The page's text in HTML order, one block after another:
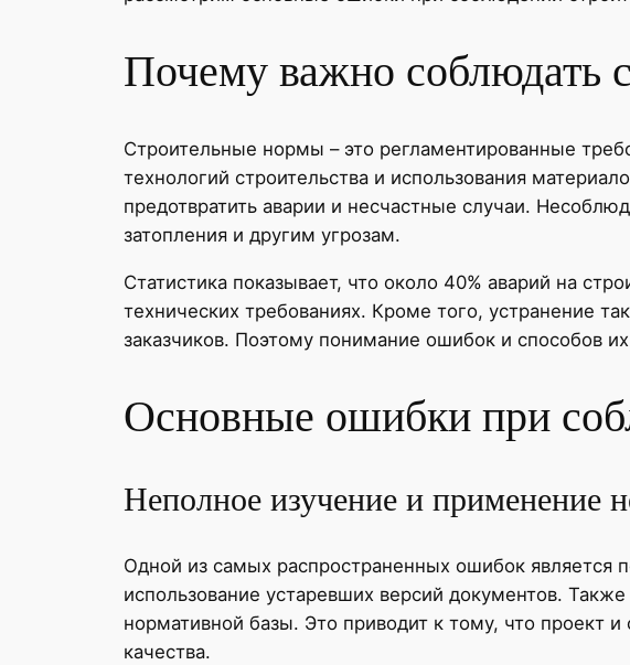
Почему важно соблюдать
Строительные нормы – это регламентированные
технологий строительства и использования
предотвратить аварии и несчастные случаи.
затопления и другим угрозам.
Статистика показывает, что около 40% аварий на
технических требованиях. Кроме того, устранение
заказчиков. Поэтому понимание ошибок и способов
Основные ошибки при
Неполное изучение и применение
Одной из самых распространенных ошибок является
использование устаревших версий документов.
нормативной базы. Это приводит к тому, что проект
качества.